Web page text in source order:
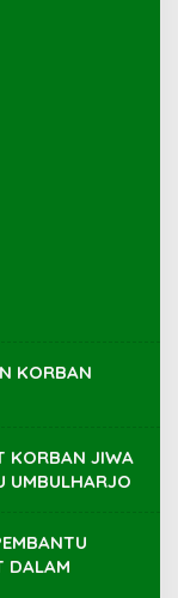
KORBAN
KORBAN JIWA
UMBULHARJO
DALAM